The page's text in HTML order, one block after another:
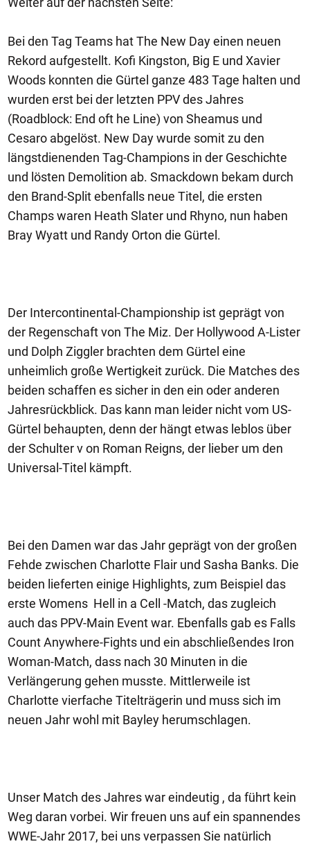
Bei den Tag Teams hat The New Day einen neuen
Rekord aufgestellt. Kofi Kingston, Big E und Xavier
Woods konnten die Gürtel ganze 483 Tage halten und
wurden erst bei der letzten PPV des Jahres
(Roadblock: End oft he Line) von Sheamus und
Cesaro abgelöst. New Day wurde somit zu den
längstdienenden Tag-Champions in der Geschichte
und lösten Demolition ab. Smackdown bekam durch
den Brand-Split ebenfalls neue Titel, die ersten
Champs waren Heath Slater und Rhyno, nun haben
Bray Wyatt und Randy Orton die Gürtel.
Der Intercontinental-Championship ist geprägt von
der Regenschaft von The Miz. Der Hollywood A-Lister
und Dolph Ziggler brachten dem Gürtel eine
unheimlich große Wertigkeit zurück. Die Matches des
beiden schaffen es sicher in den ein oder anderen
Jahresrückblick. Das kann man leider nicht vom US-
Gürtel behaupten, denn der hängt etwas leblos über
der Schulter v on Roman Reigns, der lieber um den
Universal-Titel kämpft.
Bei den Damen war das Jahr geprägt von der großen
Fehde zwischen Charlotte Flair und Sasha Banks. Die
beiden lieferten einige Highlights, zum Beispiel das
erste Womens Hell in a Cell -Match, das zugleich
auch das PPV-Main Event war. Ebenfalls gab es Falls
Count Anywhere-Fights und ein abschließendes Iron
Woman-Match, dass nach 30 Minuten in die
Verlängerung gehen musste. Mittlerweile ist
Charlotte vierfache Titelträgerin und muss sich im
neuen Jahr wohl mit Bayley herumschlagen.
Unser Match des Jahres war eindeutig , da führt kein
Weg daran vorbei. Wir freuen uns auf ein spannendes
WWE-Jahr 2017, bei uns verpassen Sie natürlich